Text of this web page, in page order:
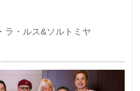
ラ・ルス&ソルトミヤ